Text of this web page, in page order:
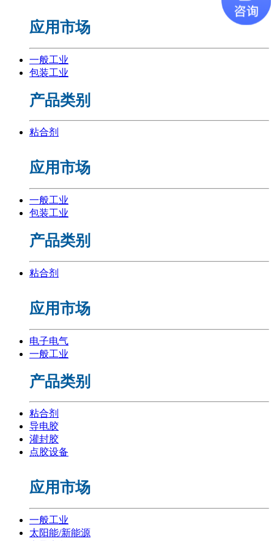
应用市场
一般工业
包装工业
产品类别
粘合剂
应用市场
一般工业
包装工业
产品类别
粘合剂
应用市场
电子电气
一般工业
产品类别
粘合剂
导电胶
灌封胶
点胶设备
应用市场
一般工业
太阳能/新能源